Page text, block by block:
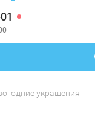
украшения